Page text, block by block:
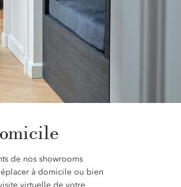
de nos showrooms
à domicile ou bien
virtuelle de votre